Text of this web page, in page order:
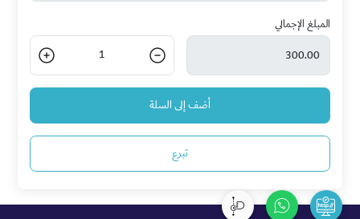
المبلغ الإجمالي
1
أضف إلى السلة
تبرع